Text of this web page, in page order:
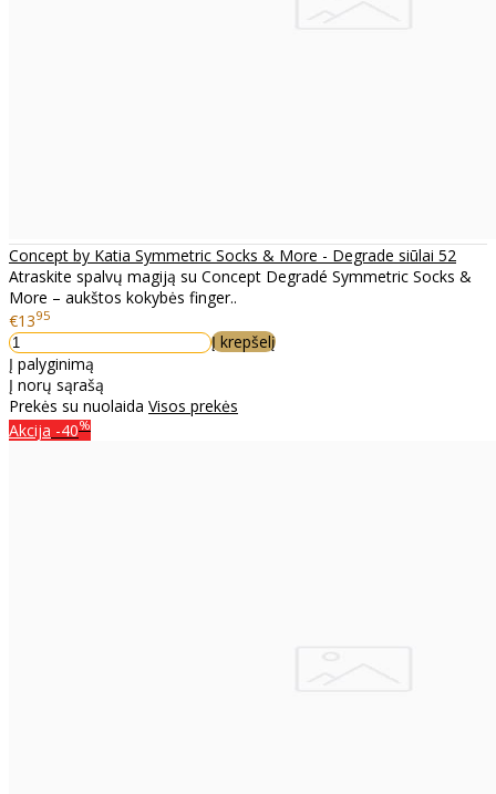
Concept by Katia Symmetric Socks & More - Degrade siūlai 52
Atraskite spalvų magiją su Concept Degradé Symmetric Socks &
More – aukštos kokybės finger..
€1395
Į krepšelį
Į palyginimą
Į norų sąrašą
Prekės su nuolaida Visos prekės
Akcija -40%